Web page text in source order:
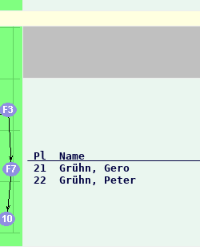
Pl  Name
21  Grühn,
22  Grühn, Peter